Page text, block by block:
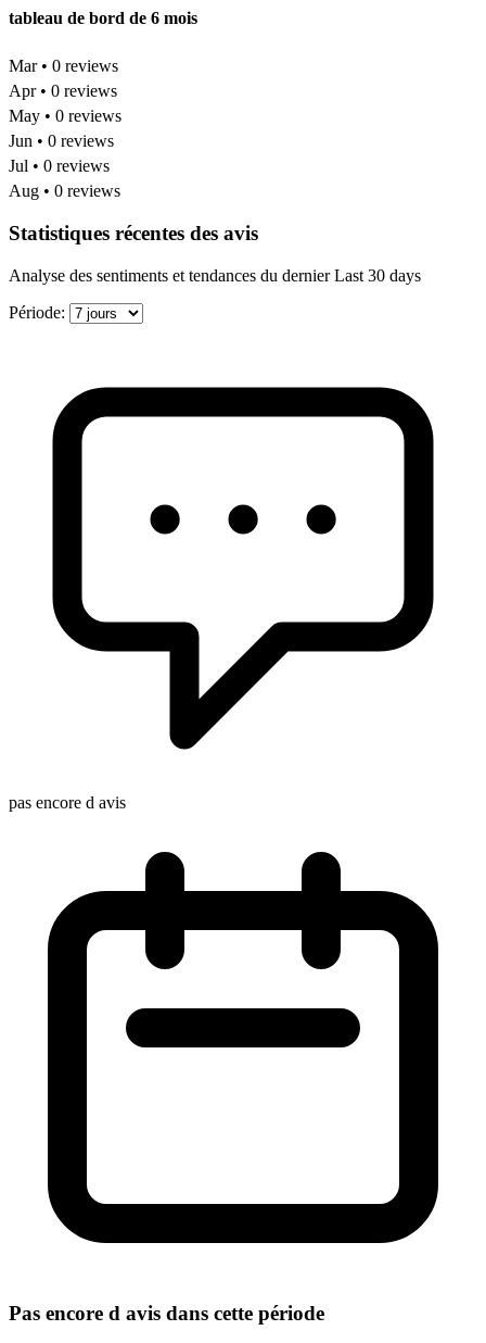
tableau de bord de 6 mois
Mar • 0 reviews
Apr • 0 reviews
May • 0 reviews
Jun • 0 reviews
Jul • 0 reviews
Aug • 0 reviews
Statistiques récentes des avis
Analyse des sentiments et tendances du dernier Last 30 days
Période:
pas encore d avis
Pas encore d avis dans cette période